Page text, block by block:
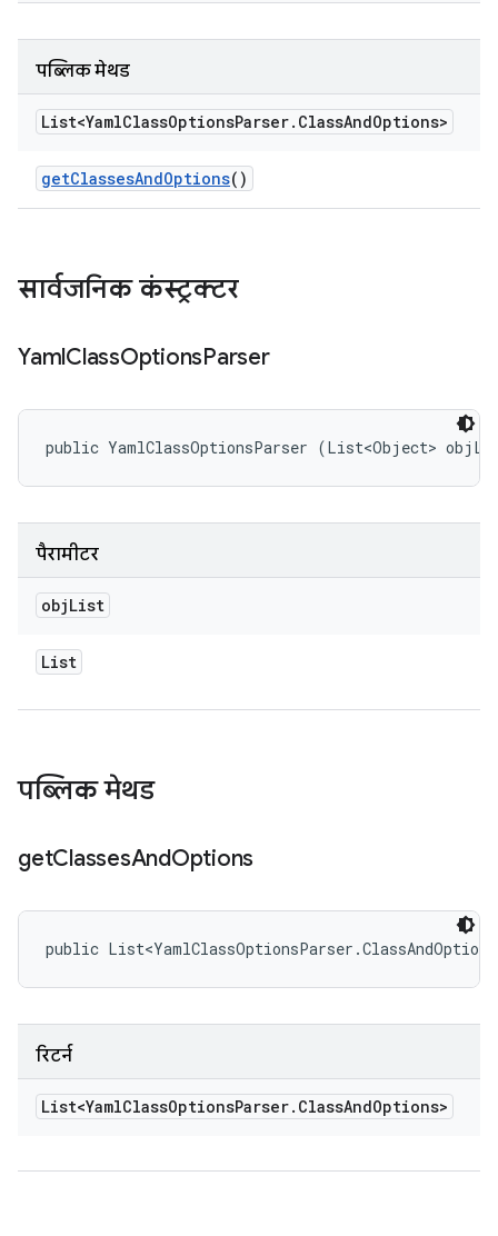
पब्लिक मेथड
List<YamlClassOptionsParser. ClassAndOptions>
getClassesAndOptions()
सार्वजनिक कंस्ट्रक्टर
YamlClassOptionsParser
public YamlClassOptionsParser (List<Object>
पैरामीटर
objList
List
पब्लिक मेथड
getClassesAndOptions
public
रिटर्न
List<YamlClassOptionsParser. ClassAndOptions>